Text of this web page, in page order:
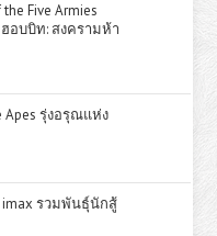
Five Armies
ฮอบบิท: สงครามห้า
Apes รุ่งอรุณแห่ง
imax รวมพันธุ์นักสู้